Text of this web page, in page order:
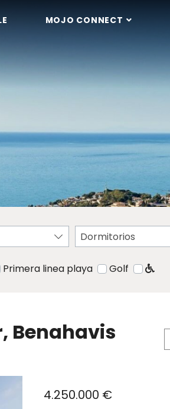
MOJO CONNECT
Dormitorios
Primera linea playa Golf
Benahavis
4.250.000 €